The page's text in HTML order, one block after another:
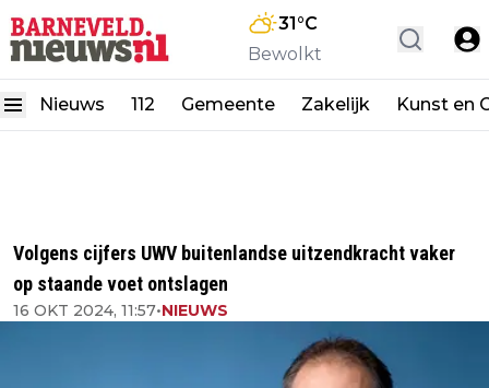
31°C
Bewolkt
Nieuws 112 Gemeente Zakelijk Kunst en
Volgens cijfers UWV buitenlandse uitzendkracht vaker
op staande voet ontslagen
16 OKT 2024, 11:57•NIEUWS